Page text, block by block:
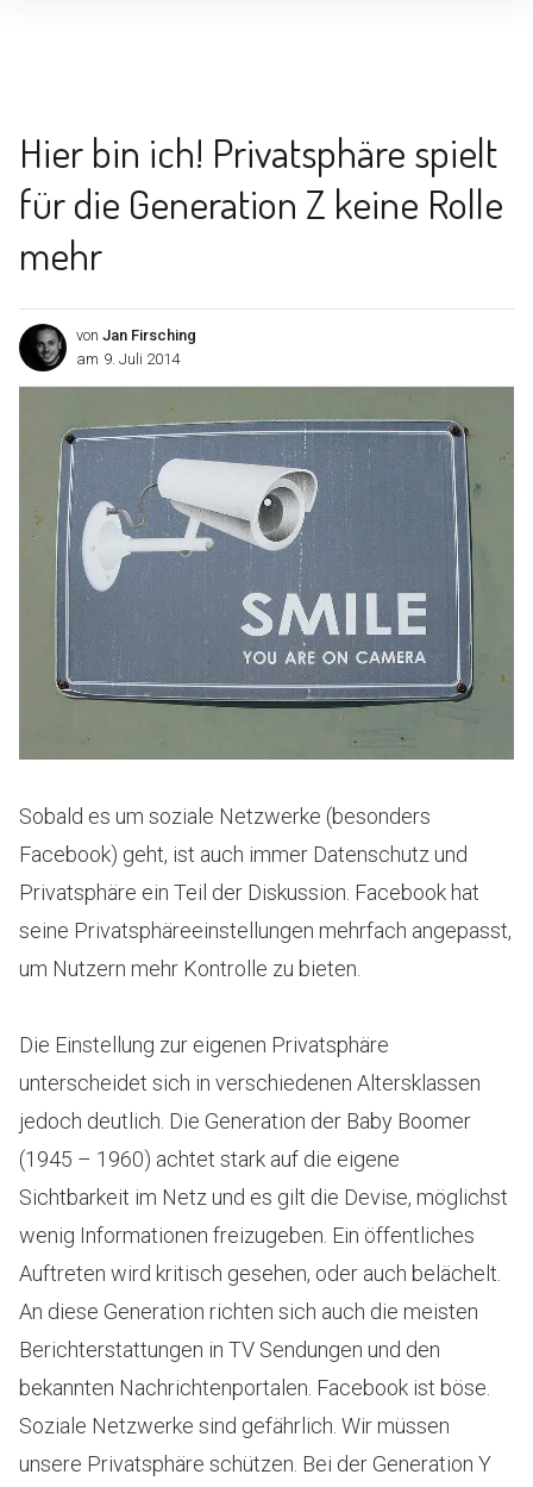
Hier bin ich! Privatsphäre spielt
für die Generation Z keine Rolle
mehr
von Jan Firsching
am 9. Juli 2014
Sobald es um soziale Netzwerke (besonders
Facebook) geht, ist auch immer Datenschutz und
Privatsphäre ein Teil der Diskussion. Facebook hat
seine Privatsphäreeinstellungen mehrfach angepasst,
um Nutzern mehr Kontrolle zu bieten.
Die Einstellung zur eigenen Privatsphäre
unterscheidet sich in verschiedenen Altersklassen
jedoch deutlich. Die Generation der Baby Boomer
(1945 – 1960) achtet stark auf die eigene
Sichtbarkeit im Netz und es gilt die Devise, möglichst
wenig Informationen freizugeben. Ein öffentliches
Auftreten wird kritisch gesehen, oder auch belächelt.
An diese Generation richten sich auch die meisten
Berichterstattungen in TV Sendungen und den
bekannten Nachrichtenportalen. Facebook ist böse.
Soziale Netzwerke sind gefährlich. Wir müssen
unsere Privatsphäre schützen. Bei der Generation Y